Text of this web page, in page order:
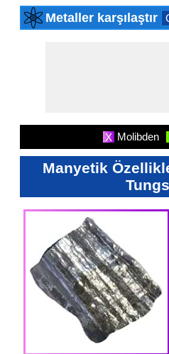
Metaller karşılaştır
X Molibden
Manyetik